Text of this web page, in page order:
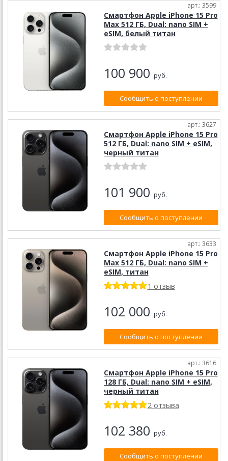
арт.: 3599
Смартфон Apple iPhone 15 Pro
Max 512 ГБ, Dual: nano SIM +
eSIM, белый титан
100 900 руб.
Сообщить о поступлении
арт.: 3627
Смартфон Apple iPhone 15 Pro
512 ГБ, Dual: nano SIM + eSIM,
черный титан
101 900 руб.
Сообщить о поступлении
арт.: 3633
Смартфон Apple iPhone 15 Pro
Max 512 ГБ, Dual: nano SIM +
eSIM, титан
1 отзыв
102 000 руб.
Сообщить о поступлении
арт.: 3616
Смартфон Apple iPhone 15 Pro
128 ГБ, Dual: nano SIM + eSIM,
черный титан
2 отзыва
102 380 руб.
Сообщить о поступлении